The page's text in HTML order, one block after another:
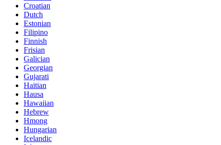
Croatian
Dutch
Estonian
Filipino
Finnish
Frisian
Galician
Georgian
Gujarati
Haitian
Hausa
Hawaiian
Hebrew
Hmong
Hungarian
Icelandic